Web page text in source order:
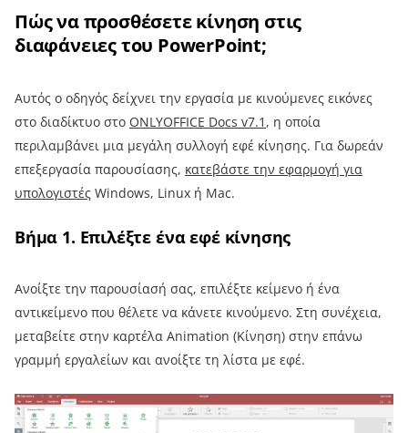
Πώς να προσθέσετε κίνηση στις
διαφάνειες του PowerPoint;
Αυτός ο οδηγός δείχνει την εργασία με κινούμενες εικόνες
στο διαδίκτυο στο ONLYOFFICE Docs v7.1 , η οποία
περιλαμβάνει μια μεγάλη συλλογή εφέ κίνησης. Για δωρεάν
επεξεργασία παρουσίασης, κατεβάστε την εφαρμογή για
υπολογιστές Windows, Linux ή Mac.
Βήμα 1. Επιλέξτε ένα εφέ κίνησης
Ανοίξτε την παρουσίασή σας, επιλέξτε κείμενο ή ένα
αντικείμενο που θέλετε να κάνετε κινούμενο. Στη συνέχεια,
μεταβείτε στην καρτέλα Animation (Κίνηση) στην επάνω
γραμμή εργαλείων και ανοίξτε τη λίστα με εφέ.